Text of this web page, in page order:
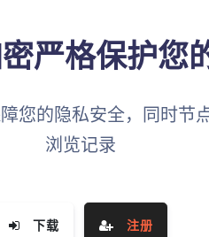
严格保护您
您的隐私安全，同时节
浏览记录
下载 注册